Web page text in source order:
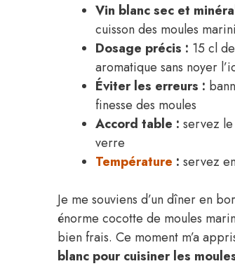
Vin blanc sec et
cuisson des moules
Dosage précis : 15 cl
aromatique sans noyer
Éviter les erreurs :
finesse des moules
Accord table : servez
verre
Température : servez
Je me souviens d’un dîner en
énorme cocotte de moules
bien frais. Ce moment m’a
blanc pour cuisiner les